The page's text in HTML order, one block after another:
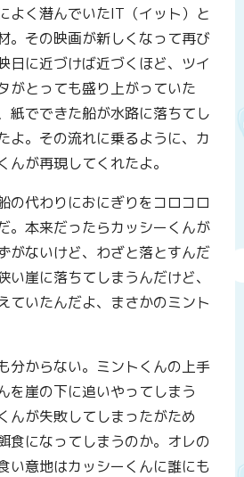
よく潜んでいたIT（イット）と
。その映画が新しくなって再び
日に近づけば近づくほど、ツイ
がとっても盛り上がっていた
紙でできた船が水路に落ちてし
よ。その流れに乗るように、カ
んが再現してくれたよ。
の代わりにおにぎりをコロコロ
。本来だったらカッシーくんが
がないけど、わざと落とすんだ
い崖に落ちてしまうんだけど、
ていたんだよ、まさかのミント
分からない。ミントくんの上手
を崖の下に追いやってしまう
んが失敗してしまったがため
食になってしまうのか。オレの
い意地はカッシーくんに誰にも